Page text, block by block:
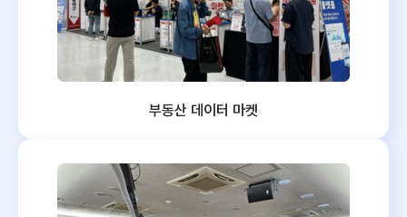
부동산 데이터 마켓